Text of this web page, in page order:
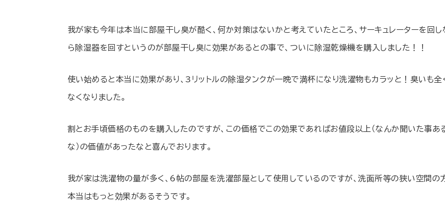
我が家も今年は本当に部屋干し臭が酷く、何か対策はないかと考えていたところ、サーキュレーターを回し
ら除湿器を回すというのが部屋干し臭に効果があるとの事で、ついに除湿乾燥機を購入しました！！
使い始めると本当に効果があり、3リットルの除湿タンクが一晩で満杯になり洗濯物もカラッと！臭いも全
なくなりました。
割とお手頃価格のものを購入したのですが、この価格でこの効果であればお値段以上（なんか聞いた事あ
な）の価値があったなと喜んでおります。
我が家は洗濯物の量が多く、6帖の部屋を洗濯部屋として使用しているのですが、洗面所等の狭い空間の
本当はもっと効果があるそうです。